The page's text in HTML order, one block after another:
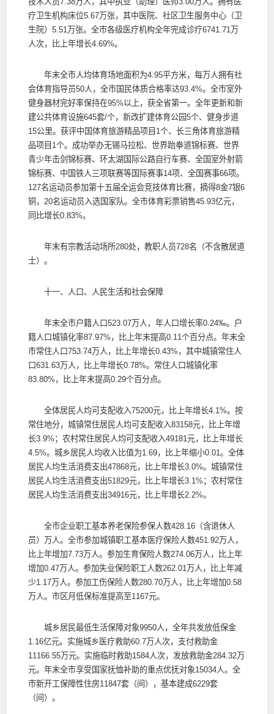
疗卫生机构床位5.67万张，其中医院、社区卫生服务中心（卫
生院）5.51万张。全市各级医疗机构全年完成诊疗6741.71万
人次，比上年增长4.69%。
年末全市人均体育场地面积为4.95平方米，每万人拥有社
会体育指导员50人，全市国民体质合格率达93.4%。全市室外
健身器材完好率保持在95%以上，获全省第一。全年更新和新
建公共体育设施645套/个，新改扩建体育公园5个、健身步道
15公里。获评中国体育旅游精品项目1个、长三角体育旅游精
品项目1个。成功举办无锡马拉松、世界跆拳道锦标赛、世界
青少年击剑锦标赛、环太湖国际公路自行车赛、全国室外射箭
锦标赛、中国铁人三项联赛等国际赛事14项、全国赛事66项。
127名运动员参加第十五届全运会竞技体育比赛，摘得8金7银6
铜，20名运动员入选国家队。全市体育彩票销售45.93亿元，
同比增长0.83%。
年末有宗教活动场所280处，教职人员728名（不含散居道
士）。
十一、人口、人民生活和社会保障
年末全市户籍人口523.07万人，年人口增长率0.24‰。户
籍人口城镇化率87.97%，比上年末提高0.11个百分点。年末全
市常住人口753.74万人，比上年增长0.43%，其中城镇常住人
口631.63万人，比上年增长0.78%。常住人口城镇化率
83.80%，比上年末提高0.29个百分点。
全体居民人均可支配收入75200元，比上年增长4.1%。按
常住地分，城镇常住居民人均可支配收入83158元，比上年增
长3.9%；农村常住居民人均可支配收入49181元，比上年增长
4.5%。城乡居民人均收入比值为1.69，比上年缩小0.01。全体
居民人均生活消费支出47868元，比上年增长3.0%。城镇常住
居民人均生活消费支出51829元，比上年增长3.1%；农村常住
居民人均生活消费支出34916元，比上年增长2.2%。
全市企业职工基本养老保险参保人数428.16（含退休人
员）万人。全市参加城镇职工基本医疗保险人数451.92万人，
比上年增加7.73万人。参加生育保险人数274.06万人，比上年
增加0.47万人。参加失业保险职工人数262.01万人，比上年减
少1.17万人。参加工伤保险人数280.70万人，比上年增加0.58
万人。市区月低保标准提高至1167元。
城乡居民最低生活保障对象9950人，全年共发放低保金
1.16亿元。实施城乡医疗救助60.7万人次，支付救助金
11166.55万元。实施临时救助1584人次，发放救助金284.32万
元。年末全市享受国家抚恤补助的重点优抚对象15034人。全
市新开工保障性住房11847套（间），基本建成6229套
（间）。